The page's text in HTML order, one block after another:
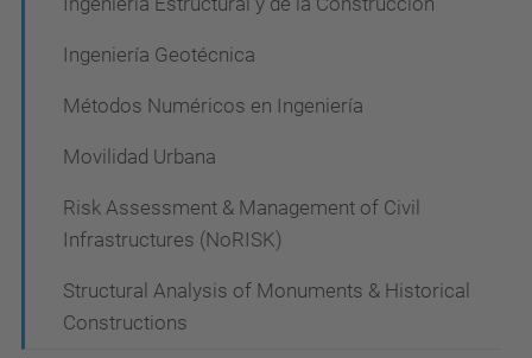
Ingeniería Geotécnica
Métodos Numéricos en Ingeniería
Movilidad Urbana
Risk Assessment & Management of Civil
Infrastructures (NoRISK)
Structural Analysis of Monuments & Historical
Constructions